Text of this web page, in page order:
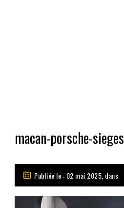
macan-porsche-sieges
Publiée le : 02 mai 2025, dans